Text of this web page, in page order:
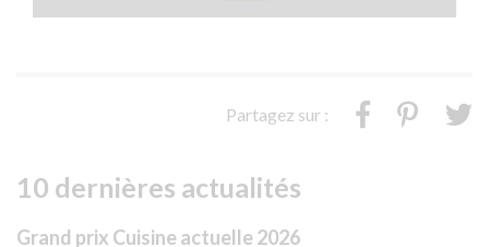
Partagez sur :
10 dernières actualités
Grand prix Cuisine actuelle 2026